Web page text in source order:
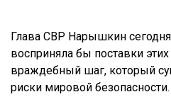
Глава СВР Нарышкин
восприняла бы поставки
враждебный шаг, который
риски мировой безопасности.